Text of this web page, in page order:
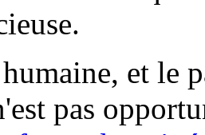
et le
pas